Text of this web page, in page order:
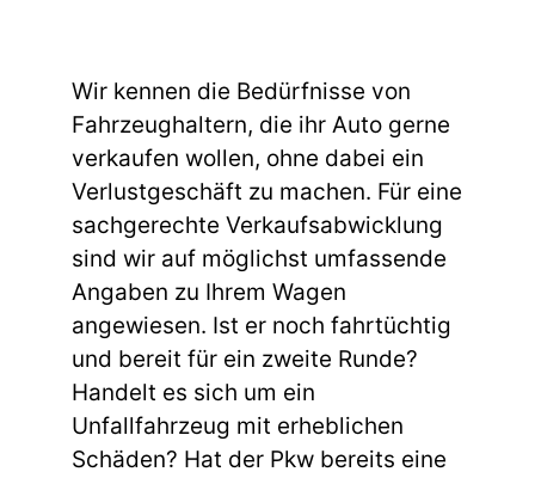
Wir kennen die Bedürfnisse von
Fahrzeughaltern, die ihr Auto gerne
verkaufen wollen, ohne dabei ein
Verlustgeschäft zu machen. Für eine
sachgerechte Verkaufsabwicklung
sind wir auf möglichst umfassende
Angaben zu Ihrem Wagen
angewiesen. Ist er noch fahrtüchtig
und bereit für ein zweite Runde?
Handelt es sich um ein
Unfallfahrzeug mit erheblichen
Schäden? Hat der Pkw bereits eine